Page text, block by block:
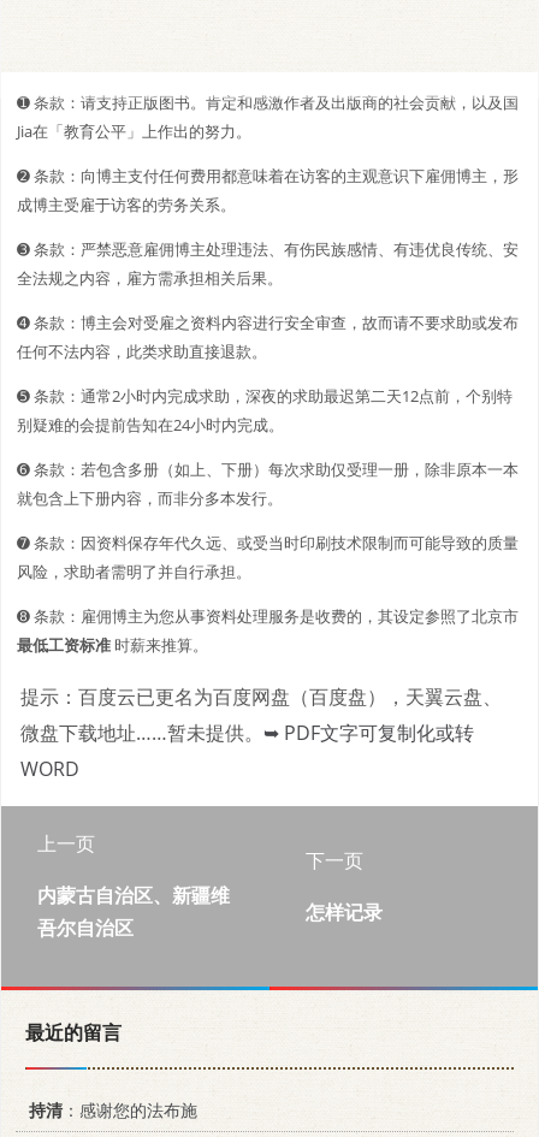
➊️ 条款：请支持正版图书。肯定和感激作者及出版商的社会贡献，以及国
Jia在「教育公平」上作出的努力。
➋️️ 条款：向博主支付任何费用都意味着在访客的主观意识下雇佣博主，形
成博主受雇于访客的劳务关系。
➌ 条款：严禁恶意雇佣博主处理违法、有伤民族感情、有违优良传统、安
全法规之内容，雇方需承担相关后果。
➍ 条款：博主会对受雇之资料内容进行安全审查，故而请不要求助或发布
任何不法内容，此类求助直接退款。
➎ 条款：通常2小时内完成求助，深夜的求助最迟第二天12点前，个别特
别疑难的会提前告知在24小时内完成。
➏ 条款：若包含多册（如上、下册）每次求助仅受理一册，除非原本一本
就包含上下册内容，而非分多本发行。
➐ 条款：因资料保存年代久远、或受当时印刷技术限制而可能导致的质量
风险，求助者需明了并自行承担。
➑ 条款：雇佣博主为您从事资料处理服务是收费的，其设定参照了北京市
最低工资标准时薪来推算。
提示：百度云已更名为百度网盘（百度盘），天翼云盘、
微盘下载地址……暂未提供。 ➥ PDF文字可复制化或转
WORD
上一页
内蒙古自治区、新疆维
吾尔自治区
下一页
怎样记录
最近的留言
持清 ：感谢您的法布施